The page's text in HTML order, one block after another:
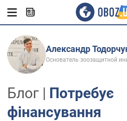
Александр
Основатель зоозащитной
Блог | Потребує
фінансування